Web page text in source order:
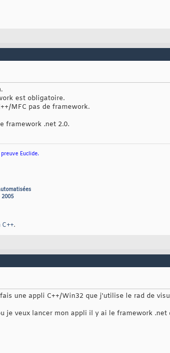
est obligatoire.
MFC pas de framework.
framework .net 2.0.
Euclide.
2005
C++.
une appli C++/Win32 que j'utilise le rad de
je veux lancer mon appli il y ai le framework .net